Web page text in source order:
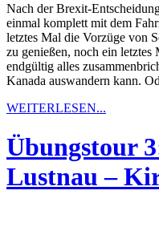
Nach der Brexit-
einmal komplett mit dem
letztes Mal die Vorzüge von
zu genießen, noch ein
endgültig alles
Kanada auswandern kann.
WEITERLESEN...
Übungstour
Lustnau –